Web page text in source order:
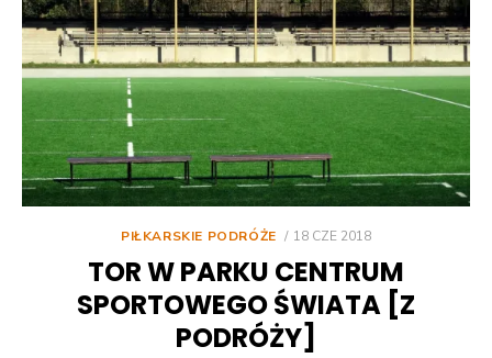
PIŁKARSKIE PODRÓŻE
POSTED
18 CZE 2018
TOR W PARKU CENTRUM
SPORTOWEGO ŚWIATA [Z
PODRÓŻY]